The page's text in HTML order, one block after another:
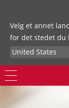
Velg et annet
for det stedet du